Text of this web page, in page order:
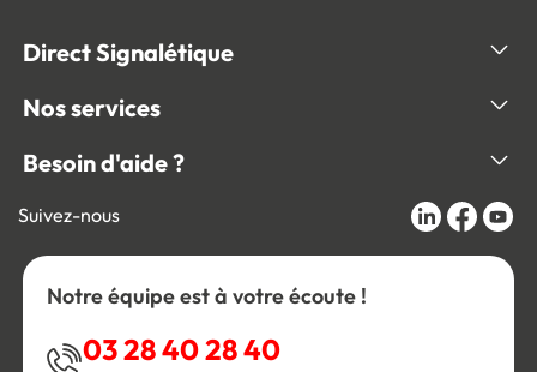
Direct Signalétique
Nos services
Besoin d'aide ?
Suivez-nous
Notre équipe est à votre écoute !
03 28 40 28 40